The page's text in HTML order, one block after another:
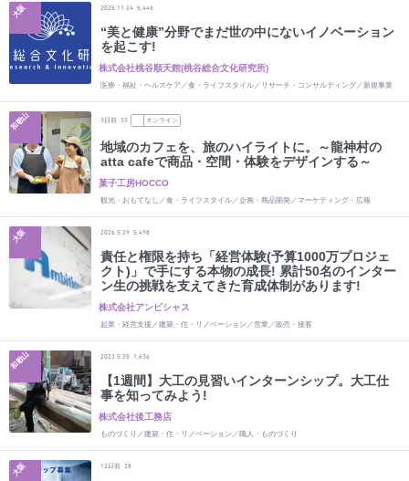
大阪 2025.11.24 5,446
“美と健康”分野でまだ世の中にないイノベーション
を起こす!
株式会社桃谷順天館(桃谷総合文化研究所)
医療・福祉・ヘルスケア／食・ライフスタイル／リサーチ・コンサルティング／新規事業
和歌山 3日前 33 オンライン
地域のカフェを、旅のハイライトに。～龍神村の
atta cafeで商品・空間・体験をデザインする～
菓子工房HOCCO
観光・おもてなし／食・ライフスタイル／企画・商品開発／マーケティング・広報
大阪 2026.5.29 5,498
責任と権限を持ち「経営体験(予算1000万プロジェ
クト)」で手にする本物の成長! 累計50名のインター
ン生の挑戦を支えてきた育成体制があります!
株式会社アンビシャス
起業・経営支援／建築・住・リノベーション／営業／販売・接客
和歌山 2023.5.25 1,636
【1週間】大工の見習いインターンシップ。大工仕
事を知ってみよう!
株式会社後工務店
ものづくり／建築・住・リノベーション／職人・ものづくり
大阪 12 日前 28